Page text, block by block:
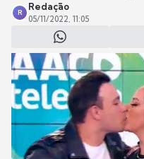
R
Redação
05/11/2022, 11:05